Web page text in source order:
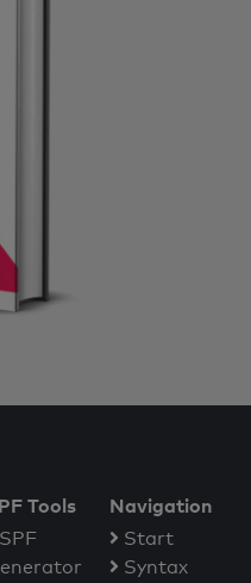
Tools
SPF
Navigation
Start
Syntax